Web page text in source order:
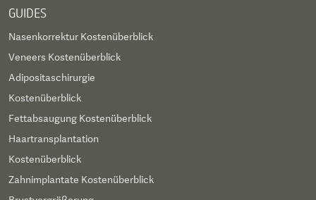
GUIDES
Nasenkorrektur Kostenüberblick
Veneers Kostenüberblick
Adipositaschirurgie
Kostenüberblick
Fettabsaugung Kostenüberblick
Haartransplantation
Kostenüberblick
Zahnimplantate Kostenüberblick